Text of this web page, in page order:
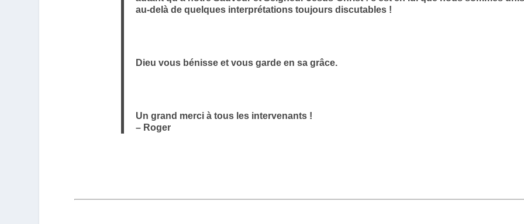
au-delà de quelques interprétations toujours discutables !
Dieu vous bénisse et vous garde en sa grâce.
Un grand merci à tous les intervenants !
– Roger